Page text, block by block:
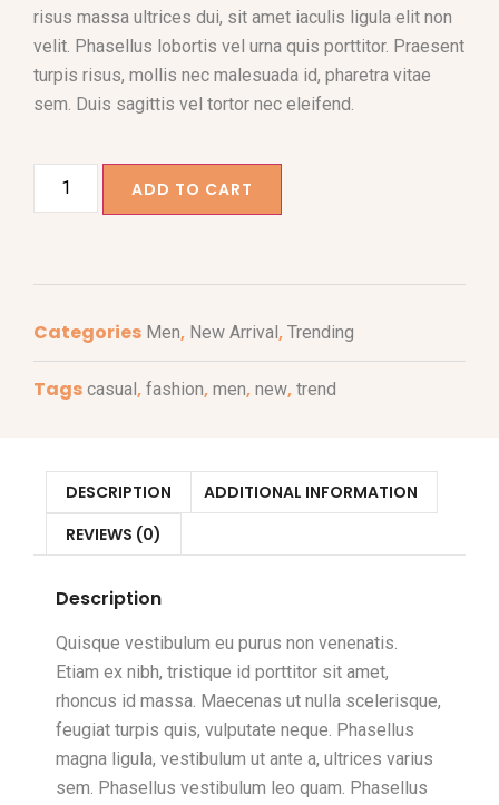
risus massa ultrices dui, sit amet iaculis ligula elit non
velit. Phasellus lobortis vel urna quis porttitor. Praesent
turpis risus, mollis nec malesuada id, pharetra vitae
sem. Duis sagittis vel tortor nec eleifend.
ADD TO CART
Categories Men, New Arrival, Trending
Tags casual, fashion, men, new, trend
DESCRIPTION
ADDITIONAL INFORMATION
REVIEWS (0)
Description
Quisque vestibulum eu purus non venenatis.
Etiam ex nibh, tristique id porttitor sit amet,
rhoncus id massa. Maecenas ut nulla scelerisque,
feugiat turpis quis, vulputate neque. Phasellus
magna ligula, vestibulum ut ante a, ultrices varius
sem. Phasellus vestibulum leo quam. Phasellus